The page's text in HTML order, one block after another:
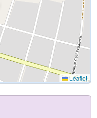
Leaflet